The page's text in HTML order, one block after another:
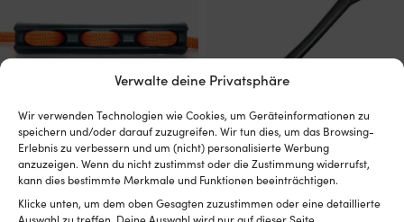
Verwalte deine Privatsphäre
Wir verwenden Technologien wie Cookies, um Geräteinformationen zu
speichern und/oder darauf zuzugreifen. Wir tun dies, um das Browsing-
Erlebnis zu verbessern und um (nicht) personalisierte Werbung
anzuzeigen. Wenn du nicht zustimmst oder die Zustimmung widerrufst,
kann dies bestimmte Merkmale und Funktionen beeinträchtigen.
Klicke unten, um dem oben Gesagten zuzustimmen oder eine detaillierte
Auswahl zu treffen. Deine Auswahl wird nur auf dieser Seite
Festmacherfeder aus Gummi
(EPDM) Unimer Classic, 156
12 mm
Festmacherfeder aus Gummi
(EPDM) Forsheda Nr. 2, 416
mm, passend für Leinen Ø14 –
16 mm, geeignet für Boote 6 –